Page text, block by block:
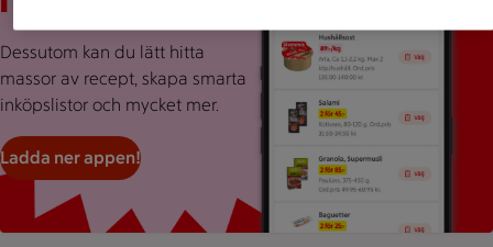
Dessutom kan du lätt hitta
massor av recept, skapa smarta
inköpslistor och mycket mer.
Ladda ner appen!